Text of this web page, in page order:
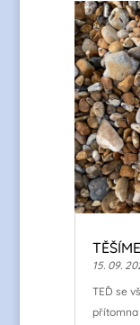
15. 09.
TEĎ se